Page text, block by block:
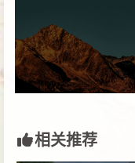
相关推荐